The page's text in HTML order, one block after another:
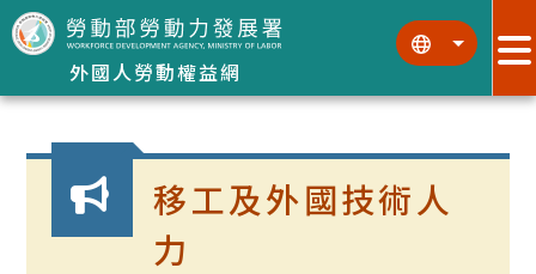
跳到主要內容區塊
外國人勞動權益網
::: :::
:::
移工及外國技術人
力